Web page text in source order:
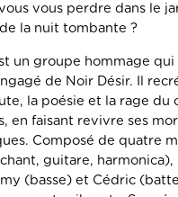
vous perdre dans le
la nuit tombante ?
un groupe hommage qui
de Noir Désir. Il
la poésie et la rage du
en faisant revivre ses
Composé de quatre
guitare,
(basse) et Cédric